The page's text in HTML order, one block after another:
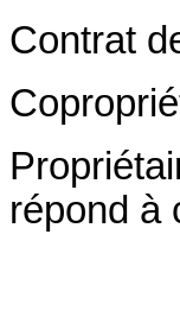
Contrat
répond à